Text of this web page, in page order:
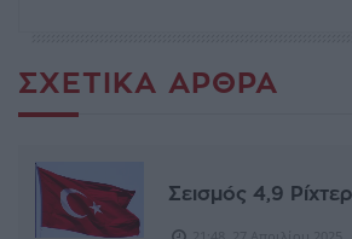
ΣΧΕΤΙΚΆ ΆΡΘΡΑ
Σεισμός 4,9